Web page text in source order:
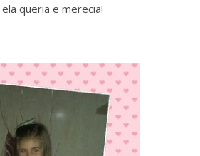
queria e merecia!